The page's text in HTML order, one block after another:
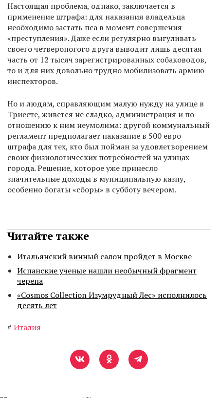
Настоящая проблема, однако, заключается в
применение штрафа: для наказания владельца
необходимо застать пса в момент совершения
«преступления». Даже если регулярно выгуливать
своего четвероногого друга выводит лишь десятая
часть от 12 тысяч зарегистрированных собаководов,
то и для них довольно трудно мобилизовать армию
инспекторов.
Но и людям, справляющим малую нужду на улице в
Триесте, живется не сладко, администрация и по
отношению к ним неумолима: другой коммунальный
регламент предполагает наказание в 500 евро
штрафа для тех, кто был пойман за удовлетворением
своих физиологических потребностей на улицах
города. Решение, которое уже принесло
значительные доходы в муниципальную казну,
особенно богаты «сборы» в субботу вечером.
Читайте также
Итальянский винный салон пройдет в Москве
Испанские ученые нашли необычный фрагмент
черепа
«Cosmos Collection Изумрудный Лес» исполнилось
десять лет
# Италия